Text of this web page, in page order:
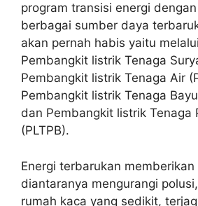
program transisi energi
berbagai sumber daya
akan pernah habis yaitu
Pembangkit listrik Tenaga
Pembangkit listrik Tenaga Air
Pembangkit listrik Tenaga
dan Pembangkit listrik Tenaga
(PLTPB).
Energi terbarukan
diantaranya mengurangi
rumah kaca yang sedikit,